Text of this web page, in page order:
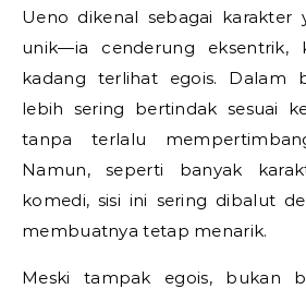
Ueno dikenal sebagai karakter
unik—ia cenderung eksentrik,
kadang terlihat egois. Dalam
lebih sering bertindak sesuai
tanpa terlalu
Namun, seperti banyak
komedi, sisi ini sering dibalut
membuatnya tetap menarik.
Meski tampak egois, bukan